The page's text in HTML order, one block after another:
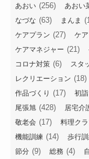
あおい (256) あおい
なづな (63) まんま
ケアプラン (27) ケ
ケアマネジャー (21)
コロナ対策 (6) スタ
レクリエーション (18)
作品づくり (17) 初詣
尾張旭 (428) 居宅介
敬老会 (17) 料理ク
機能訓練 (14) 歩行
節分 (9) 総務 (4)